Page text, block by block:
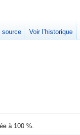
à 100 %.
source Voir l’historique